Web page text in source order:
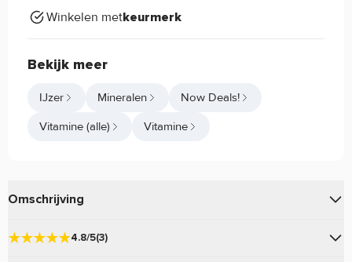
Winkelen metkeurmerk
Bekijk meer
IJzer Mineralen Now Deals!
Vitamine (alle) Vitamine
Omschrijving
Iron 18mg vanNow Foods
4.8/5(3)